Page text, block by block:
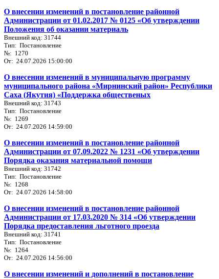
О внесении изменений в постановление районной
Администрации от 01.02.2017 № 0125 «Об утверждении
Положения об оказании материаль
Внешний код: 31744
Тип: Постановление
№: 1270
От: 24.07.2026 15:00:00
О внесении изменений в муниципальную программу
муниципального района «Мирнинский район» Республики
Саха (Якутия) «Поддержка общественых
Внешний код: 31743
Тип: Постановление
№: 1269
От: 24.07.2026 14:59:00
О внесении изменений в постановление районной
Администрации от 07.09.2022 № 1231 «Об утверждении
Порядка оказания материальной помощи
Внешний код: 31742
Тип: Постановление
№: 1268
От: 24.07.2026 14:58:00
О внесении изменений в постановление районной
Администрации от 17.03.2020 № 314 «Об утверждении
Порядка предоставления льготного проезда
Внешний код: 31741
Тип: Постановление
№: 1264
От: 24.07.2026 14:56:00
О внесении изменений и дополнений в постановление